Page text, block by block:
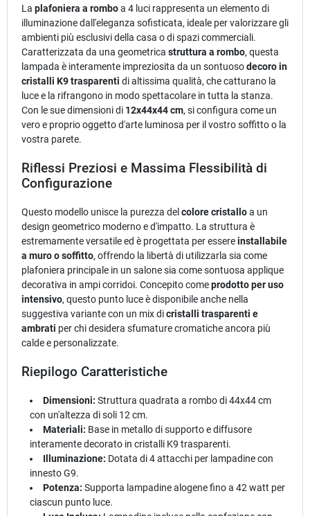
La plafoniera a romboa 4 luci rappresenta un elemento di
illuminazione dall'eleganza sofisticata, ideale per valorizzare gli
ambienti più esclusivi della casa o di spazi commerciali.
Caratterizzata da una geometrica struttura a rombo, questa
lampada è interamente impreziosita da un sontuosodecoro in
cristalli K9 trasparenti di altissima qualità, che catturano la
luce e la rifrangono in modo spettacolare in tutta la stanza.
Con le sue dimensioni di 12x44x44 cm, si configura come un
vero e proprio oggetto d'arte luminosa per il vostro soffitto o la
vostra parete.
Riflessi Preziosi e Massima Flessibilità di
Configurazione
Questo modello unisce la purezza del colore cristalloa un
design geometrico moderno e d'impatto. La struttura è
estremamente versatile ed è progettata per essereinstallabile
a muro o soffitto, offrendo la libertà di utilizzarla sia come
plafoniera principale in un salone sia come sontuosa applique
decorativa in ampi corridoi. Concepito comeprodotto per uso
intensivo, questo punto luce è disponibile anche nella
suggestiva variante con un mix dicristalli trasparenti e
ambrati per chi desidera sfumature cromatiche ancora più
calde e personalizzate.
Riepilogo Caratteristiche
Dimensioni: Struttura quadrata a rombo di 44x44 cm
con un'altezza di soli 12 cm.
Materiali: Base in metallo di supporto e diffusore
interamente decorato in cristalli K9 trasparenti.
Illuminazione: Dotata di 4 attacchi per lampadine con
innesto G9.
Potenza: Supporta lampadine alogene fino a 42 watt per
ciascun punto luce.